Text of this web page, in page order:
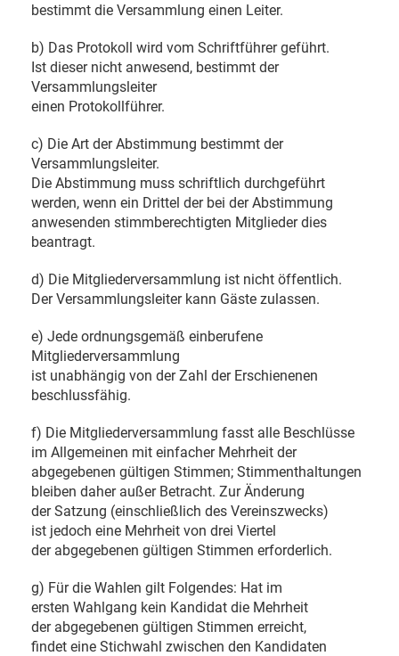
bestimmt die Versammlung einen Leiter.
b) Das Protokoll wird vom Schriftführer geführt.
Ist dieser nicht anwesend, bestimmt der
Versammlungsleiter
einen Protokollführer.
c) Die Art der Abstimmung bestimmt der
Versammlungsleiter.
Die Abstimmung muss schriftlich durchgeführt
werden, wenn ein Drittel der bei der Abstimmung
anwesenden stimmberechtigten Mitglieder dies
beantragt.
d) Die Mitgliederversammlung ist nicht öffentlich.
Der Versammlungsleiter kann Gäste zulassen.
e) Jede ordnungsgemäß einberufene
Mitgliederversammlung
ist unabhängig von der Zahl der Erschienenen
beschlussfähig.
f) Die Mitgliederversammlung fasst alle Beschlüsse
im Allgemeinen mit einfacher Mehrheit der
abgegebenen gültigen Stimmen; Stimmenthaltungen
bleiben daher außer Betracht. Zur Änderung
der Satzung (einschließlich des Vereinszwecks)
ist jedoch eine Mehrheit von drei Viertel
der abgegebenen gültigen Stimmen erforderlich.
g) Für die Wahlen gilt Folgendes: Hat im
ersten Wahlgang kein Kandidat die Mehrheit
der abgegebenen gültigen Stimmen erreicht,
findet eine Stichwahl zwischen den Kandidaten